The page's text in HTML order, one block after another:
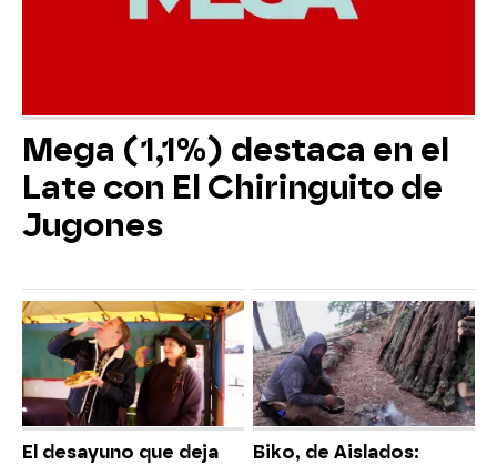
Mega (1,1%) destaca en el
Late con El Chiringuito de
Jugones
El desayuno que deja
Biko, de Aislados: